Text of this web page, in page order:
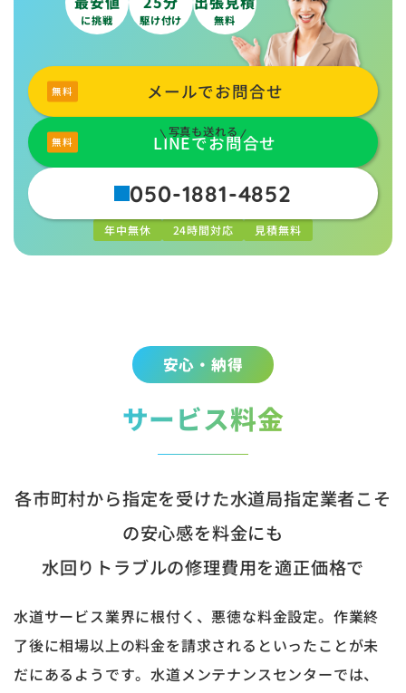
に挑戦 駆け付け 無料
メールでお問合せ
写真も送れる
LINEでお問合せ
050-1881-4852
年中無休 24時間対応 見積無料
安心・納得
サービス料金
各市町村から指定を受けた水道局指定業者こそ
の安心感を料金にも
水回りトラブルの修理費用を適正価格で
水道サービス業界に根付く、悪徳な料金設定。作業終
了後に相場以上の料金を請求されるといったことが未
だにあるようです。水道メンテナンスセンターでは、